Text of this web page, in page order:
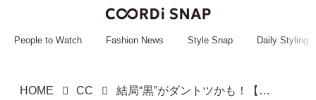
~~~~~~~~~~~
People to Watch Fashion News Style Snap Daily Styling
HOME CC 結局“黒”がダントツかも！【LEPSIM】大人のスッキリ見え♡「サテンワンピ」